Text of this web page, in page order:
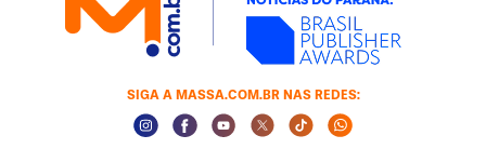
SIGA A MASSA.COM.BR NAS REDES:
Instagram Social Media
Facebook Social Media
Youtube Social Media
Twitter Social Media
Tiktok Social Media
Whatsapp